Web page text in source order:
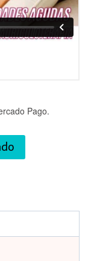
Pago.